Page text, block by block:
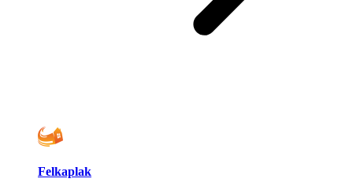
Felkaplak